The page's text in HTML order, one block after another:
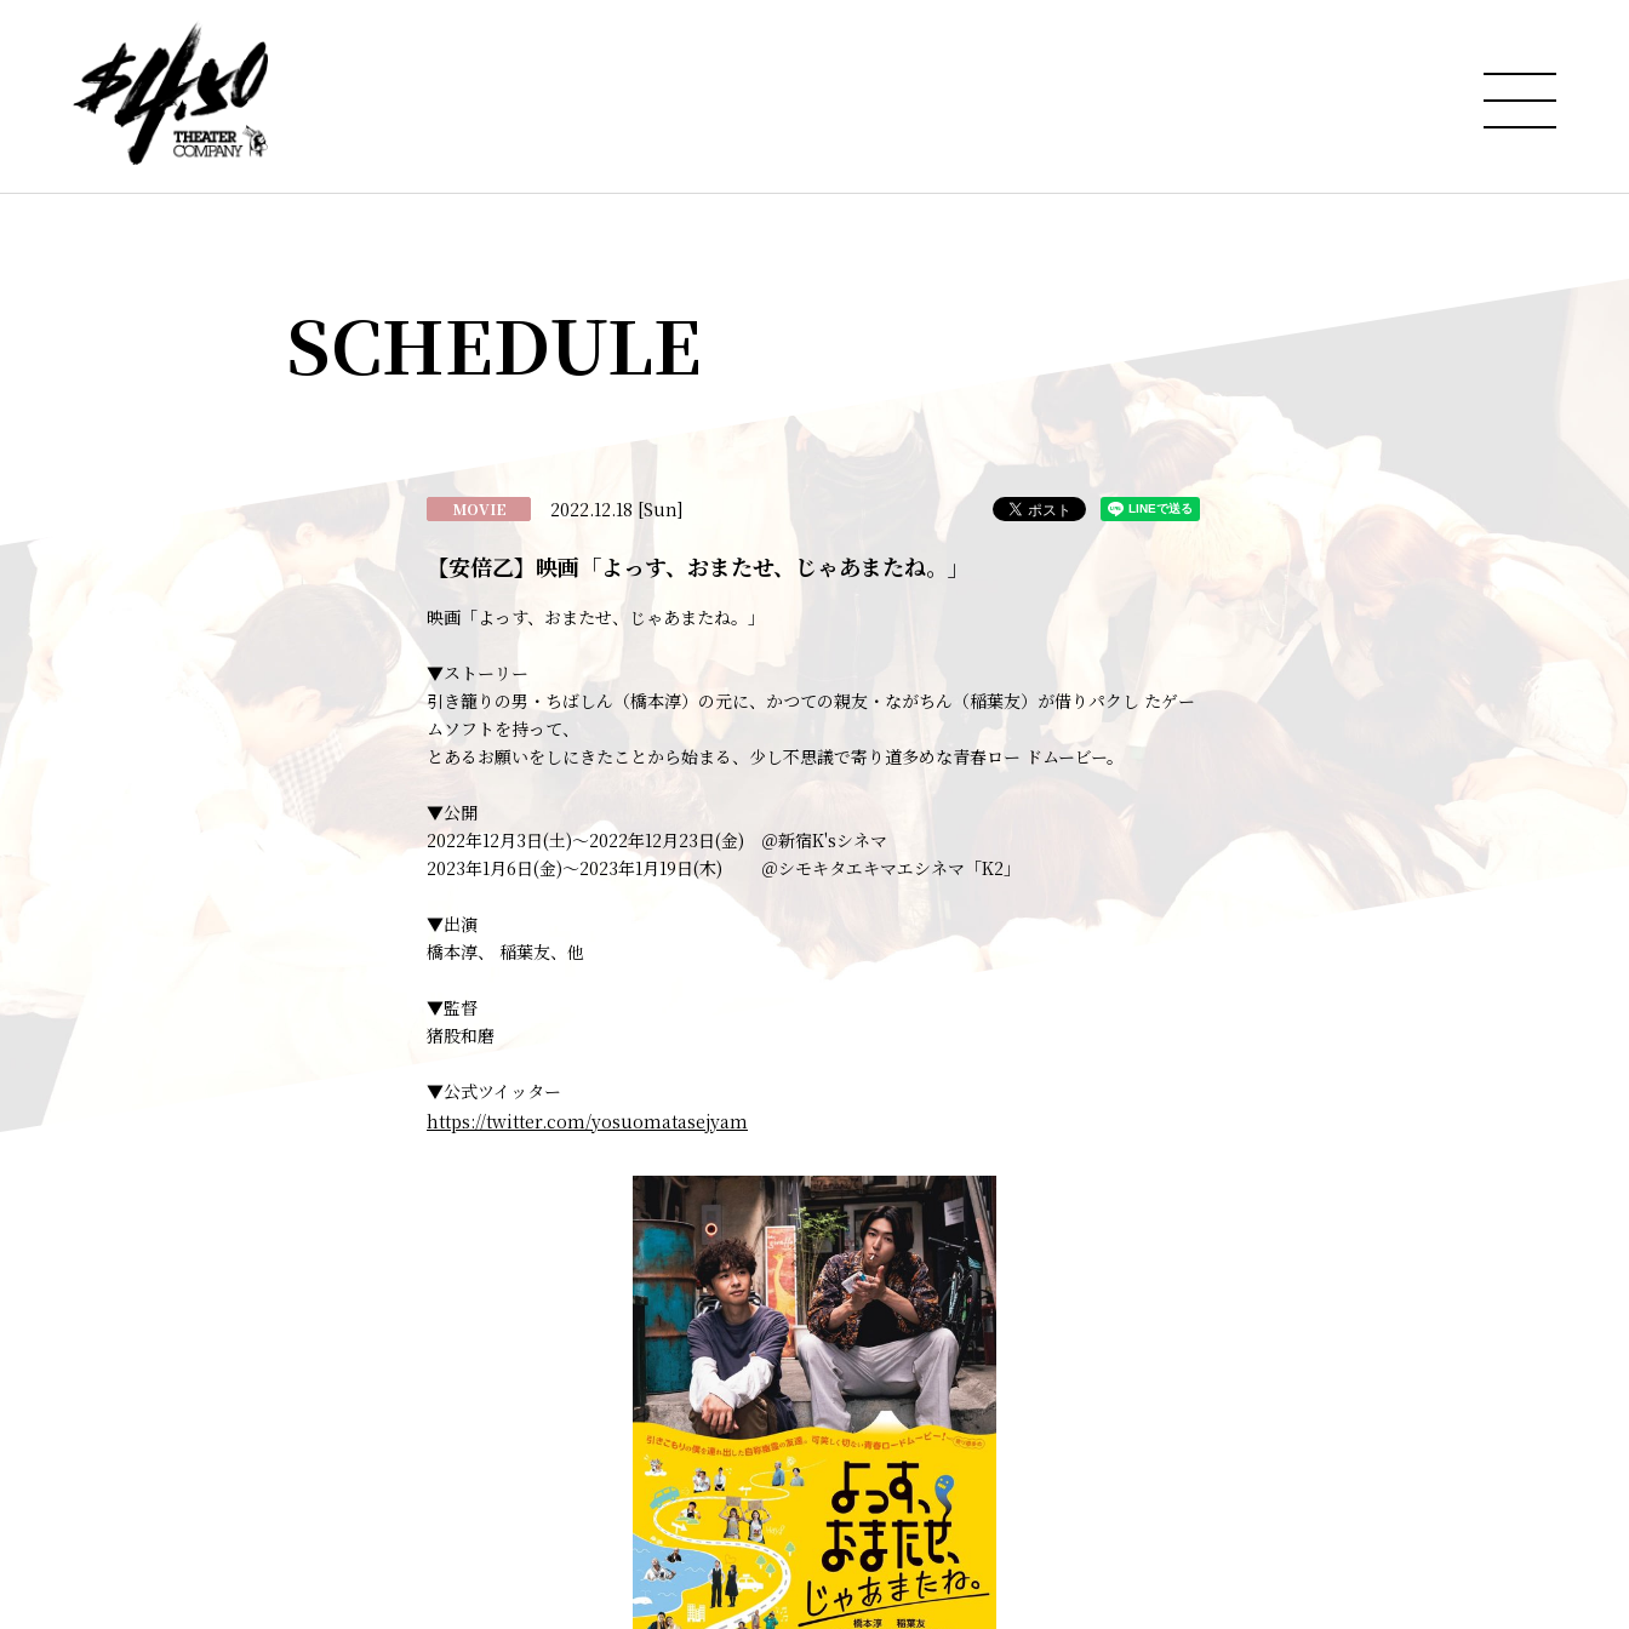
SCHEDULE
2022.12.18 [Sun]
MOVIE
【安倍乙】映画「よっす、おまたせ、じゃあまたね。」
映画「よっす、おまたせ、じゃあまたね。」
▼ストーリー
引き籠りの男・ちばしん（橋本淳）の元に、かつての親友・ながちん（稲葉友）が借りパクし たゲー
ムソフトを持って、
とあるお願いをしにきたことから始まる、少し不思議で寄り道多めな青春ロー ドムービー。
▼公開
2022年12月3日(土)～2022年12月23日(金) ＠新宿K'sシネマ
2023年1月6日(金)～2023年1月19日(木) ＠シモキタエキマエシネマ「K2」
▼出演
橋本淳、 稲葉友、他
▼監督
猪股和磨
▼公式ツイッター
https://twitter.com/yosuomatasejyam